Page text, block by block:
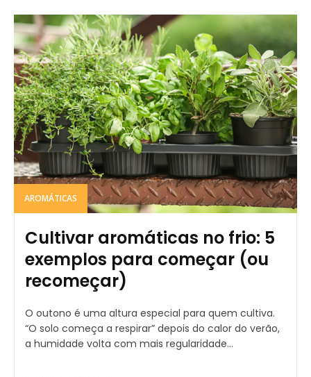
AROMÁTICAS
Cultivar aromáticas no frio: 5
exemplos para começar (ou
recomeçar)
O outono é uma altura especial para quem cultiva.
“O solo começa a respirar” depois do calor do verão,
a humidade volta com mais regularidade...